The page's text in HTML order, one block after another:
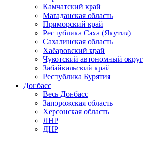
Камчатский край
Магаданская область
Приморский край
Республика Саха (Якутия)
Сахалинская область
Хабаровский край
Чукотский автономный округ
Забайкальский край
Республика Бурятия
Донбасс
Весь Донбасс
Запорожская область
Херсонская область
ЛНР
ДНР